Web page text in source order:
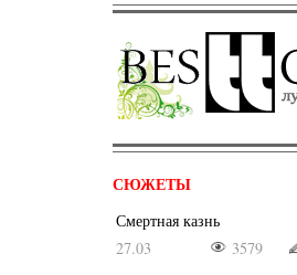
СЮЖЕТЫ
Смертная казнь
27.03
3579